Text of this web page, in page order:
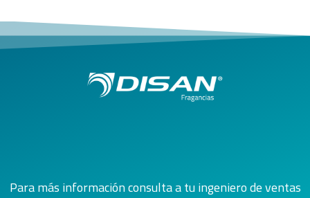
Para más información consulta a tu ingeniero de ventas